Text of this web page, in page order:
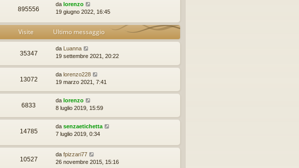
895556
da lorenzo
19 giugno 2022, 16:45
Visite Ultimo messaggio
35347
da Luanna
19 settembre 2021, 20:22
13072
da lorenzo228
19 marzo 2021, 7:41
6833
da lorenzo
8 luglio 2019, 15:59
14785
da senzaetichetta
7 luglio 2019, 0:34
10527
da fpizzari77
26 novembre 2015, 15:16